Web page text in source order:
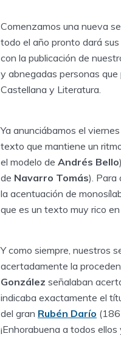
Comenzamos una nueva
todo el año pronto dará
con la publicación de
y abnegadas personas
Castellana y Literatura.
Ya anunciábamos el
texto que mantiene un
el modelo de Andrés Bello
de Navarro Tomás). Para
la acentuación de
que es un texto muy rico
Y como siempre, nuestros
acertadamente la
González señalaban
indicaba exactamente el
del gran Rubén Darío
¡Enhorabuena a todos